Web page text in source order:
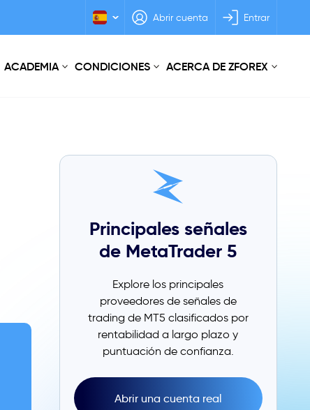
Abrir cuenta Entrar
ACADEMIA CONDICIONES ACERCA DE ZFOREX
Principales señales
de MetaTrader 5
Explore los principales
proveedores de señales de
trading de MT5 clasificados por
rentabilidad a largo plazo y
puntuación de confianza.
Abrir una cuenta real